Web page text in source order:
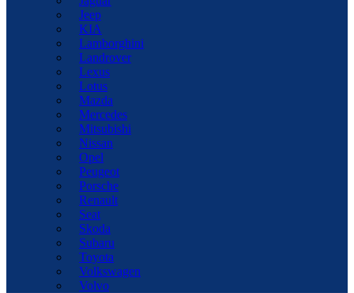
Jeep
KIA
Lamborghini
Landrover
Lexus
Lotus
Mazda
Mercedes
Mitsubishi
Nissan
Opel
Peugeot
Porsche
Renault
Seat
Skoda
Subaru
Toyota
Volkswagen
Volvo